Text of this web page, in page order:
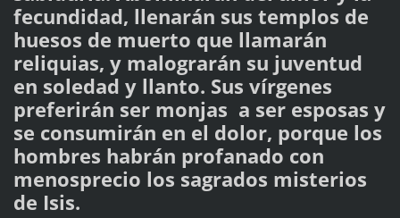
fecundidad, llenarán sus templos de
huesos de muerto que llamarán
reliquias, y malograrán su juventud
en soledad y llanto. Sus vírgenes
preferirán ser monjas a ser esposas y
se consumirán en el dolor, porque los
hombres habrán profanado con
menosprecio los sagrados misterios
de Isis.